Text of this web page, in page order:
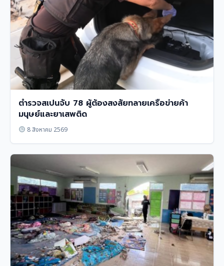
ตำรวจสเปนจับ 78 ผู้ต้องสงสัยทลายเครือข่ายค้า
มนุษย์และยาเสพติด
8 สิงหาคม 2569